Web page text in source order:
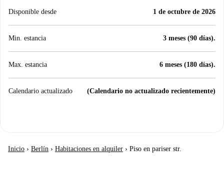
Disponible desde 1 de octubre de 2026
Min. estancia 3 meses (90 días).
Max. estancia 6 meses (180 días).
Calendario actualizado (Calendario no actualizado recientemente)
Inicio › Berlín › Habitaciones en alquiler › Piso en pariser str.